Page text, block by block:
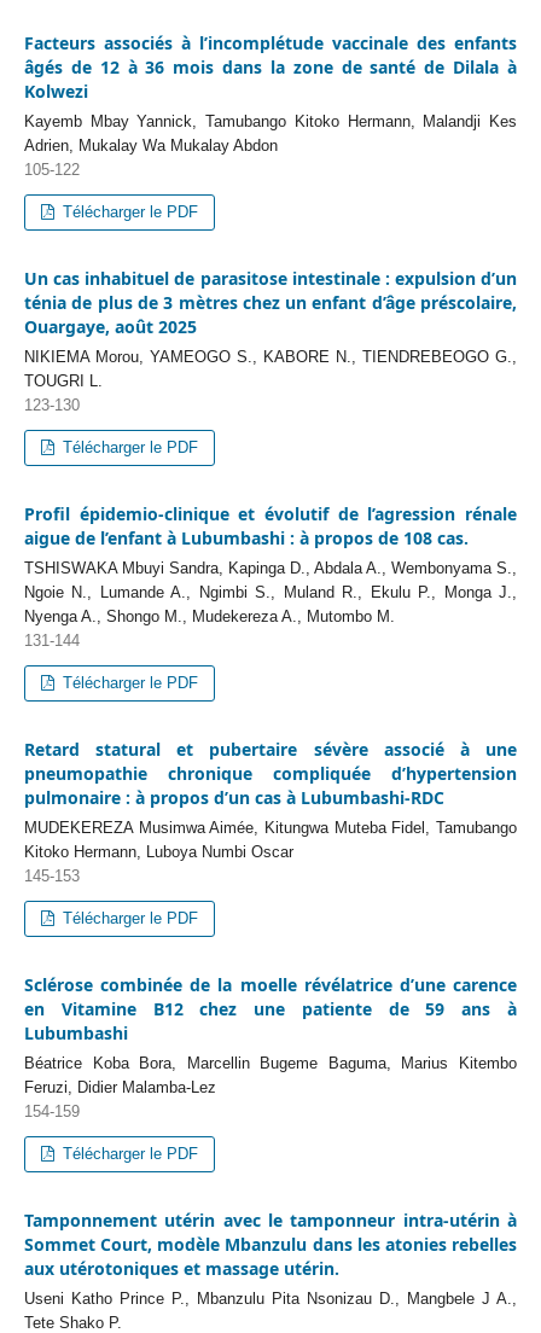
Facteurs associés à l’incomplétude vaccinale des enfants
âgés de 12 à 36 mois dans la zone de santé de Dilala à
Kolwezi
Kayemb Mbay Yannick, Tamubango Kitoko Hermann, Malandji Kes
Adrien, Mukalay Wa Mukalay Abdon
105-122
Télécharger le PDF
Un cas inhabituel de parasitose intestinale : expulsion d’un
ténia de plus de 3 mètres chez un enfant d’âge préscolaire,
Ouargaye, août 2025
NIKIEMA Morou, YAMEOGO S., KABORE N., TIENDREBEOGO G.,
TOUGRI L.
123-130
Télécharger le PDF
Profil épidemio-clinique et évolutif de l’agression rénale
aigue de l’enfant à Lubumbashi : à propos de 108 cas.
TSHISWAKA Mbuyi Sandra, Kapinga D., Abdala A., Wembonyama S.,
Ngoie N., Lumande A., Ngimbi S., Muland R., Ekulu P., Monga J.,
Nyenga A., Shongo M., Mudekereza A., Mutombo M.
131-144
Télécharger le PDF
Retard statural et pubertaire sévère associé à une
pneumopathie chronique compliquée d’hypertension
pulmonaire : à propos d’un cas à Lubumbashi-RDC
MUDEKEREZA Musimwa Aimée, Kitungwa Muteba Fidel, Tamubango
Kitoko Hermann, Luboya Numbi Oscar
145-153
Télécharger le PDF
Sclérose combinée de la moelle révélatrice d’une carence
en Vitamine B12 chez une patiente de 59 ans à
Lubumbashi
Béatrice Koba Bora, Marcellin Bugeme Baguma, Marius Kitembo
Feruzi, Didier Malamba-Lez
154-159
Télécharger le PDF
Tamponnement utérin avec le tamponneur intra-utérin à
Sommet Court, modèle Mbanzulu dans les atonies rebelles
aux utérotoniques et massage utérin.
Useni Katho Prince P., Mbanzulu Pita Nsonizau D., Mangbele J A.,
Tete Shako P.